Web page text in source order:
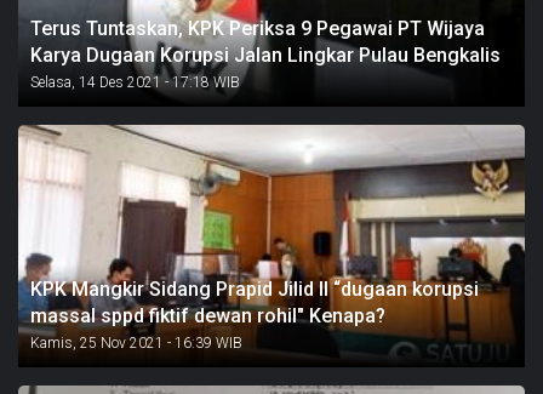
Terus Tuntaskan, KPK Periksa 9 Pegawai PT Wijaya
Karya Dugaan Korupsi Jalan Lingkar Pulau Bengkalis
Selasa, 14 Des 2021 - 17:18 WIB
KPK Mangkir Sidang Prapid Jilid II “dugaan korupsi
massal sppd fiktif dewan rohil" Kenapa?
Kamis, 25 Nov 2021 - 16:39 WIB